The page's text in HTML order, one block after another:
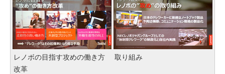
レノボの目指す攻めの働き方
改革
取り組み